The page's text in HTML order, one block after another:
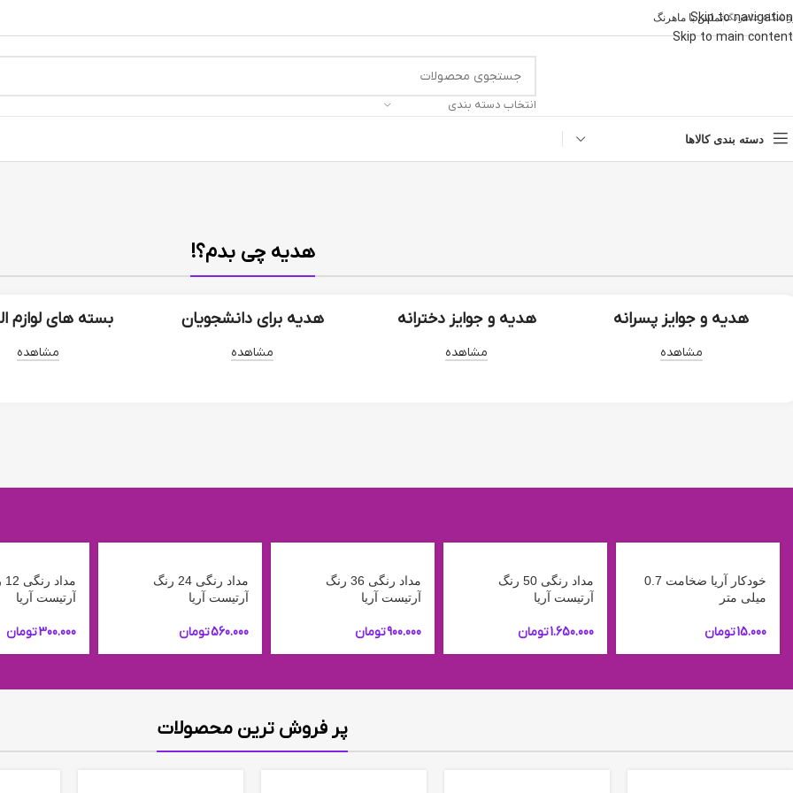
Skip to navigation
Skip to main content
ماهرنگتماس با ماهرنگ
انتخاب دسته بندی
دسته بندی کالاها
هدیه چی بدم؟!
هدیه و جوایز پسرانه
مشاهده
هدیه و جوایز دخترانه
مشاهده
هدیه برای دانشجویان
مشاهده
بسته های لوازم
مشاهده
خودکار آریا ضخامت 0.7
میلی متر
15.000تومان
مداد رنگی 50 رنگ
آرتیست آریا
1.650.000تومان
مداد رنگی 36 رنگ
آرتیست آریا
900.000تومان
مداد رنگی 24 رنگ
آرتیست آریا
560.000تومان
آرتیست آریا
300.000تومان
پر فروش ترین محصولات